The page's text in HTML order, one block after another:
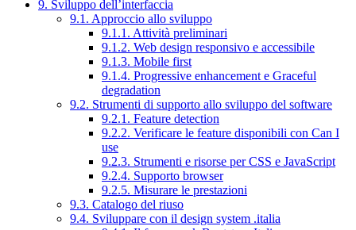
9. Sviluppo dell’interfaccia
9.1. Approccio allo sviluppo
9.1.1. Attività preliminari
9.1.2. Web design responsivo e accessibile
9.1.3. Mobile first
9.1.4. Progressive enhancement e Graceful
degradation
9.2. Strumenti di supporto allo sviluppo del software
9.2.1. Feature detection
9.2.2. Verificare le feature disponibili con Can I
use
9.2.3. Strumenti e risorse per CSS e JavaScript
9.2.4. Supporto browser
9.2.5. Misurare le prestazioni
9.3. Catalogo del riuso
9.4. Sviluppare con il design system .italia